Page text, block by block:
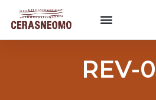
REV-